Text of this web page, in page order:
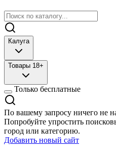
Калуга
Товары 18+
Только бесплатные
По вашему запросу ничего не
Попробуйте упростить
город или категорию.
Добавить новый сайт